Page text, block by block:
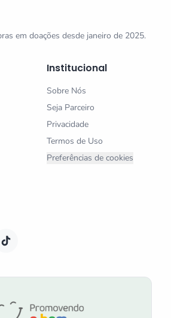
em doações desde janeiro de 2025.
Institucional
Sobre Nós
Seja Parceiro
Privacidade
Termos de Uso
Preferências de cookies